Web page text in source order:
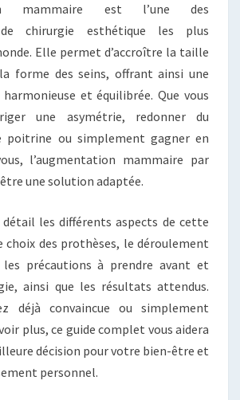
mammaire est l’une des
chirurgie esthétique les plus
Elle permet d’accroître la taille
forme des seins, offrant ainsi une
et équilibrée. Que vous
une asymétrie, redonner du
poitrine ou simplement gagner en
l’augmentation mammaire par
une solution adaptée.
les différents aspects de cette
des prothèses, le déroulement
les précautions à prendre avant et
ainsi que les résultats attendus.
déjà convaincue ou simplement
plus, ce guide complet vous aidera
décision pour votre bien-être et
personnel.